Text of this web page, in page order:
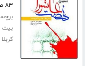
۸۳ صفحه
بیت
کربلا